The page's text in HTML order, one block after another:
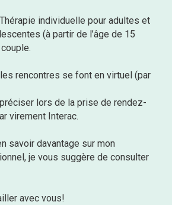
Thérapie individuelle pour adultes et
(à partir de l’âge de 15
les rencontres se font en virtuel (par
préciser lors de la prise de rendez-
virement Interac.
savoir davantage sur mon
je vous suggère de consulter
avec vous!